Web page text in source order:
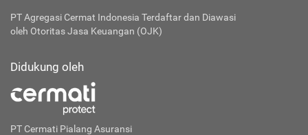
PT Agregasi Cermat Indonesia Terdaftar dan Diawasi
oleh Otoritas Jasa Keuangan (OJK)
Didukung oleh
PT Cermati Pialang Asuransi